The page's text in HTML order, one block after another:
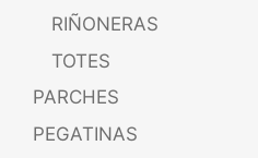
RIÑONERAS
TOTES
PARCHES
PEGATINAS